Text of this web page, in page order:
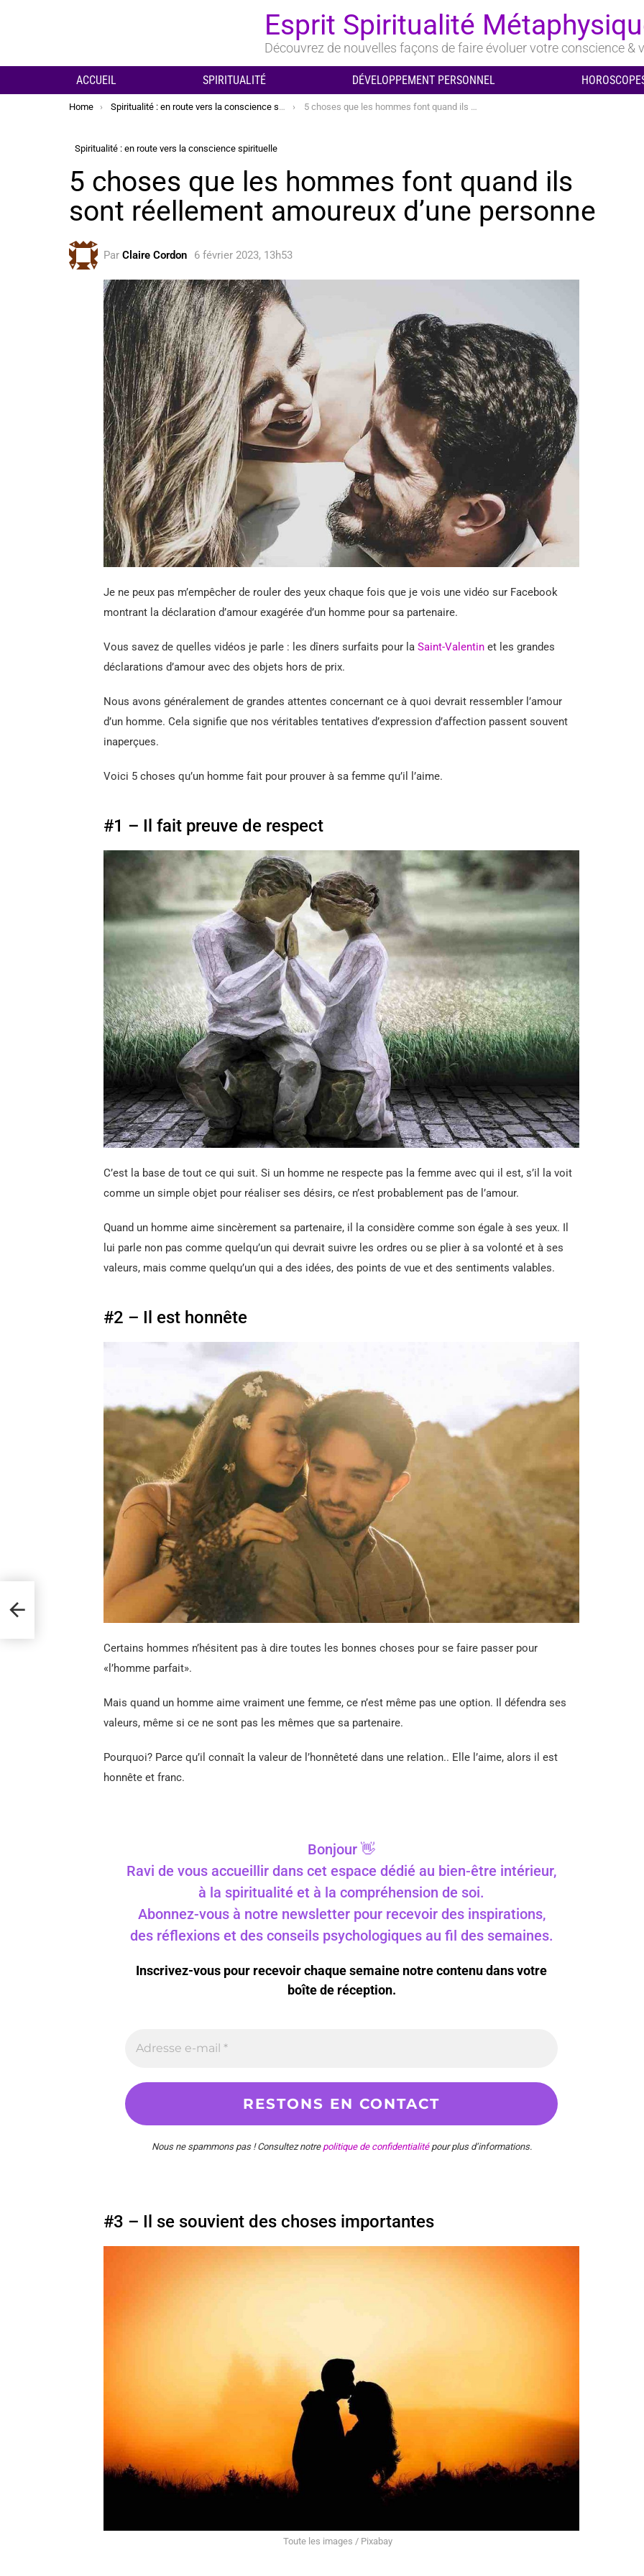
Esprit Spiritualité
Découvrez de nouvelles façons de faire évoluer votre conscience &
ACCUEIL SPIRITUALITÉ DÉVELOPPEMENT PERSONNEL
You are here:
Home Spiritualité : en route vers la conscience spirituelle 5 choses que les hommes font quand ils sont réellement amoureux d’une personne
Spiritualité : en route vers la conscience spirituelle
5 choses que les hommes font quand ils
sont réellement amoureux d’une personne
Par Claire Cordon 6 février 2023, 13h53
Je ne peux pas m’empêcher de rouler des yeux chaque fois que je vois une vidéo sur Facebook
montrant la déclaration d’amour exagérée d’un homme pour sa partenaire.
Vous savez de quelles vidéos je parle : les dîners surfaits pour la Saint-Valentin et les grandes
déclarations d’amour avec des objets hors de prix.
Nous avons généralement de grandes attentes concernant ce à quoi devrait ressembler l’amour
d’un homme. Cela signifie que nos véritables tentatives d’expression d’affection passent souvent
inaperçues.
Voici 5 choses qu’un homme fait pour prouver à sa femme qu’il l’aime.
#1 – Il fait preuve de respect
C’est la base de tout ce qui suit. Si un homme ne respecte pas la femme avec qui il est, s’il la voit
comme un simple objet pour réaliser ses désirs, ce n’est probablement pas de l’amour.
Quand un homme aime sincèrement sa partenaire, il la considère comme son égale à ses yeux. Il
lui parle non pas comme quelqu’un qui devrait suivre les ordres ou se plier à sa volonté et à ses
valeurs, mais comme quelqu’un qui a des idées, des points de vue et des sentiments valables.
#2 – Il est honnête
Certains hommes n’hésitent pas à dire toutes les bonnes choses pour se faire passer pour
«l’homme parfait».
Mais quand un homme aime vraiment une femme, ce n’est même pas une option. Il défendra ses
valeurs, même si ce ne sont pas les mêmes que sa partenaire.
Pourquoi? Parce qu’il connaît la valeur de l’honnêteté dans une relation.. Elle l’aime, alors il est
honnête et franc.
Bonjour 👋
Ravi de vous accueillir dans cet espace dédié au bien-être intérieur,
à la spiritualité et à la compréhension de soi.
Abonnez-vous à notre newsletter pour recevoir des inspirations,
des réflexions et des conseils psychologiques au fil des semaines.
Inscrivez-vous pour recevoir chaque semaine notre contenu dans votre
boîte de réception.
Nous ne spammons pas ! Consultez notre politique de confidentialitépour plus d’informations.
#3 – Il se souvient des choses importantes
Toute les images / Pixabay